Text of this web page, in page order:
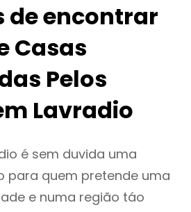
de encontrar
Casas
Pelos
Lavradio
é sem duvida uma
para quem pretende uma
e numa região táo